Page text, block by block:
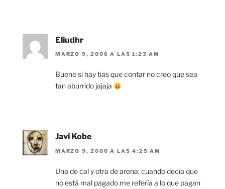
Eliudhr
MARZO 9, 2006 A LAS 1:23 AM
Bueno si hay tias que contar no creo que sea
tan aburrido jajaja
Javi Kobe
MARZO 9, 2006 A LAS 4:25 AM
Una de cal y otra de arena: cuando decía que
no está mal pagado me refería a lo que pagan